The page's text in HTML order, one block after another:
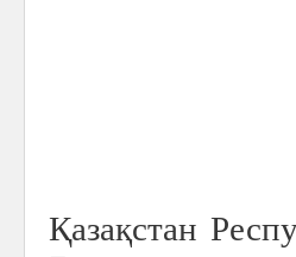
Қазақстан